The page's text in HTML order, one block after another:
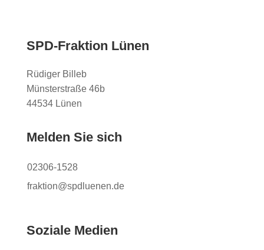
SPD-Fraktion Lünen
Rüdiger Billeb
Münsterstraße 46b
44534 Lünen
Melden Sie sich
02306-1528
fraktion@spdluenen.de
Soziale Medien